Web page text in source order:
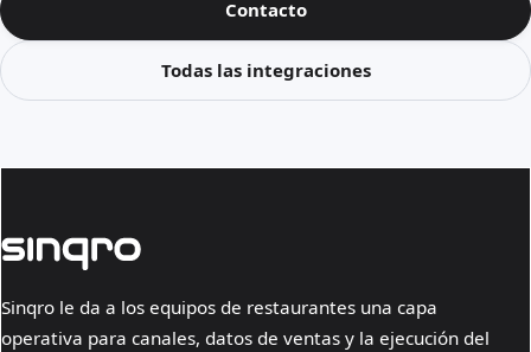
Contacto
Todas las integraciones
Sinqro le da a los equipos de restaurantes una capa
operativa para canales, datos de ventas y la ejecución del